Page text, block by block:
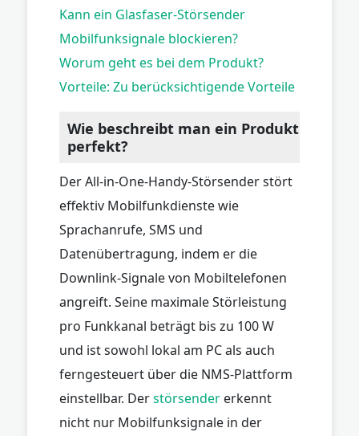
Kann ein Glasfaser-Störsender
Mobilfunksignale blockieren?
Worum geht es bei dem Produkt?
Vorteile: Zu berücksichtigende Vorteile
Wie beschreibt man ein Produkt
perfekt?
Der All-in-One-Handy-Störsender stört
effektiv Mobilfunkdienste wie
Sprachanrufe, SMS und
Datenübertragung, indem er die
Downlink-Signale von Mobiltelefonen
angreift. Seine maximale Störleistung
pro Funkkanal beträgt bis zu 100 W
und ist sowohl lokal am PC als auch
ferngesteuert über die NMS-Plattform
einstellbar. Derstörsender erkennt
nicht nur Mobilfunksignale in der